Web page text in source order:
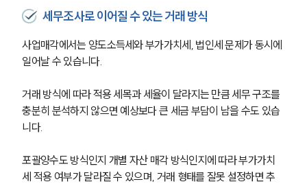
세무조사로 이어질 수 있는 거래 방식
사업매각에서는 양도소득세와 부가가치세, 법인세 문제가 동시에
일어날 수 있습니다.
거래 방식에 따라 적용 세목과 세율이 달라지는 만큼 세무 구조를
충분히 분석하지 않으면 예상보다 큰 세금 부담이 남을 수도 있습
니다.
포괄양수도 방식인지 개별 자산 매각 방식인지에 따라 부가가치
세 적용 여부가 달라질 수 있으며, 거래 형태를 잘못 설정하면 추